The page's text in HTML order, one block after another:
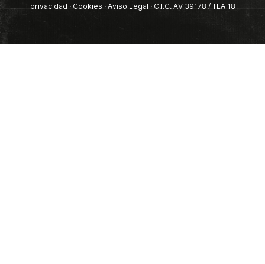
privacidad · Cookies · Aviso Legal · C.I.C. AV 39178 / TEA 18